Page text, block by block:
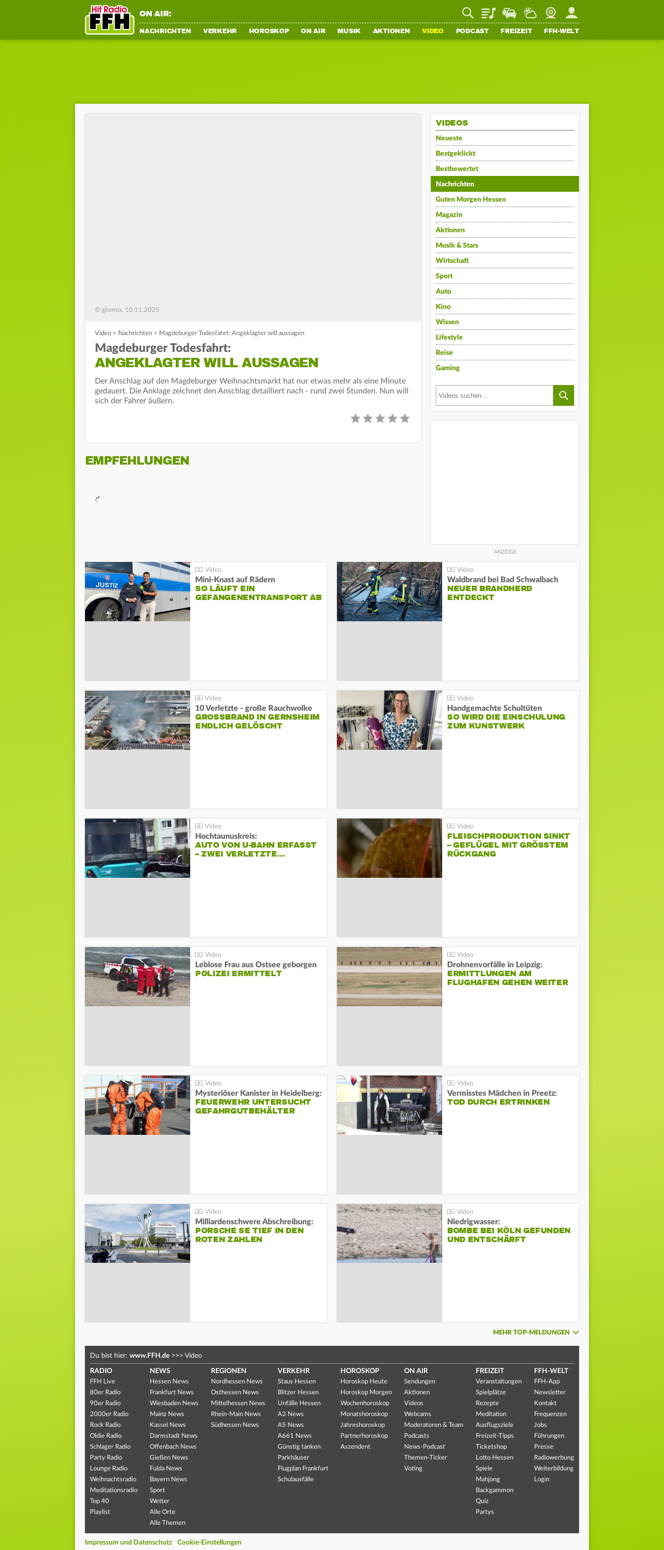
ON AIR: PlaylistStaupilotWetterWebcamMein FFH
NACHRICHTEN VERKEHR HOROSKOP ON AIR MUSIK AKTIONEN VIDEO PODCAST FREIZEIT FFH-WELT
© glomex, 10.11.2025
Video > Nachrichten > Magdeburger Todesfahrt: Angeklagter will aussagen
Magdeburger Todesfahrt:
ANGEKLAGTER WILL AUSSAGEN
Der Anschlag auf den Magdeburger Weihnachtsmarkt hat nur etwas mehr als eine Minute
gedauert. Die Anklage zeichnet den Anschlag detailliert nach - rund zwei Stunden. Nun will
sich der Fahrer äußern.
EMPFEHLUNGEN
VIDEOS
Neueste
Bestgeklickt
Bestbewertet
Nachrichten
Guten Morgen Hessen
Magazin
Aktionen
Musik & Stars
Wirtschaft
Sport
Auto
Kino
Wissen
Lifestyle
Reise
Gaming
Mini-Knast auf Rädern
SO LÄUFT EIN
GEFANGENENTRANSPORT AB
Waldbrand bei Bad Schwalbach
NEUER BRANDHERD
ENTDECKT
10 Verletzte - große Rauchwolke
GROSSBRAND IN GERNSHEIM E
NDLICH GELÖSCHT
Handgemachte Schultüten
SO WIRD DIE EINSCHULUNG
ZUM KUNSTWERK
Hochtaunuskreis:
AUTO VON U-BAHN ERFASST
– ZWEI VERLETZTE…
FLEISCHPRODUKTION SINKT
– GEFLÜGEL MIT GRÖSSTEM R
ÜCKGANG
Leblose Frau aus Ostsee geborgen
POLIZEI ERMITTELT
Drohnenvorfälle in Leipzig:
ERMITTLUNGEN AM
FLUGHAFEN GEHEN WEITER
Mysteriöser Kanister in Heidelberg:
FEUERWEHR UNTERSUCHT
GEFAHRGUTBEHÄLTER
Vermisstes Mädchen in Preetz:
TOD DURCH ERTRINKEN
Milliardenschwere Abschreibung:
PORSCHE SE TIEF IN DEN
ROTEN ZAHLEN
Niedrigwasser:
BOMBE BEI KÖLN GEFUNDEN
UND ENTSCHÄRFT
MEHR TOP-MELDUNGEN
Du bist hier: www.FFH.de >>> Video
RADIO
FFH Live
80er Radio
90er Radio
2000er Radio
Rock Radio
Oldie Radio
Schlager Radio
Party Radio
Lounge Radio
Weihnachtsradio
Meditationsradio
Top 40
Playlist
NEWS
Hessen News
Frankfurt News
Wiesbaden News
Mainz News
Kassel News
Darmstadt News
Offenbach News
Gießen News
Fulda News
Bayern News
Sport
Wetter
Alle Orte
Alle Themen
REGIONEN
Nordhessen News
Osthessen News
Mittelhessen News
Rhein-Main News
Südhessen News
VERKEHR
Staus Hessen
Blitzer Hessen
Unfälle Hessen
A3 News
A5 News
A661 News
Günstig tanken
Parkhäuser
Flugplan Frankfurt
Schulausfälle
HOROSKOP
Horoskop Heute
Horoskop Morgen
Wochenhoroskop
Monatshoroskop
Jahreshoroskop
Partnerhoroskop
Aszendent
ON AIR
Sendungen
Aktionen
Videos
Webcams
Moderatoren & Team
Podcasts
News-Podcast
Themen-Ticker
Voting
FREIZEIT
Veranstaltungen
Spielplätze
Rezepte
Meditation
Ausflugsziele
Freizeit-Tipps
Ticketshop
Lotto Hessen
Spiele
Mahjong
Backgammon
Quiz
Partys
FFH-WELT
FFH-App
Newsletter
Kontakt
Frequenzen
Jobs
Führungen
Presse
Radiowerbung
Weiterbildung
Login
Impressum und Datenschutz Cookie-Einstellungen